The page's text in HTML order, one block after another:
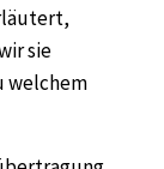
sie
welchem